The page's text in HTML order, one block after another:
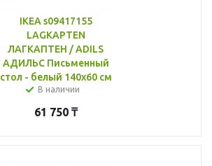
IKEA s09417155
LAGKAPTEN
ЛАГКАПТЕН / ADILS
АДИЛЬС Письменный
стол - белый 140x60 см
В наличии
61 750₸